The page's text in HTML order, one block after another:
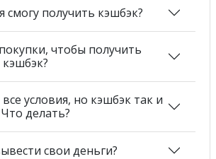
смогу получить кэшбэк?
чтобы получить
условия, но кэшбэк так и
делать?
свои деньги?